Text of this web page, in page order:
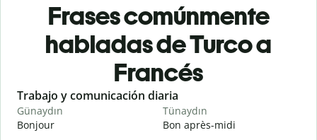
Frases comúnmente
habladas de Turco a
Francés
Slide 1 of 6
Trabajo y comunicación diaria
Günaydın
Bonjour
Tünaydın
Bon après-midi